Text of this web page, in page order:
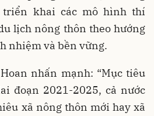
triển khai các mô hình thí
lịch nông thôn theo hướng
nhiệm và bền vững.
nhấn mạnh: “Mục tiêu
đoạn 2021-2025, cả nước
xã nông thôn mới hay xã